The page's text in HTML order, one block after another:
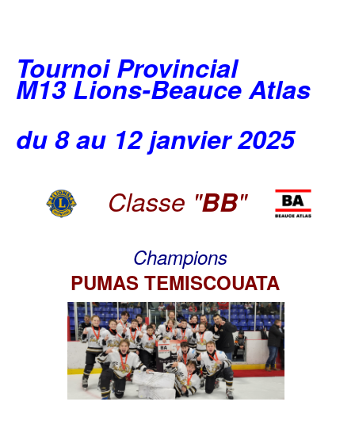
Tournoi Provincial
M13 Lions-Beauce Atlas
du 8 au 12 janvier 2025
Classe "BB"
Champions
PUMAS TEMISCOUATA